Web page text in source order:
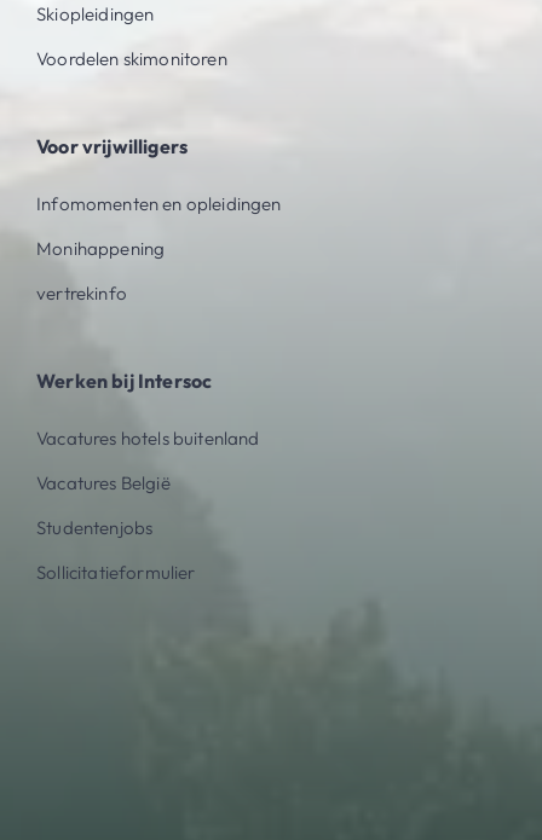
Skiopleidingen
Voordelen skimonitoren
Voor vrijwilligers
Infomomenten en opleidingen
Monihappening
vertrekinfo
Werken bij Intersoc
Vacatures hotels buitenland
Vacatures België
Studentenjobs
Sollicitatieformulier